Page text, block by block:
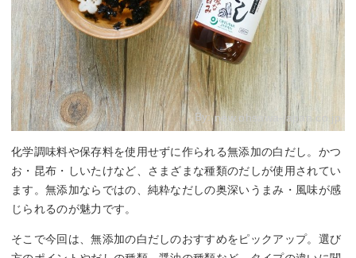
By:new.ohsawa-japan.co.jp
化学調味料や保存料を使用せずに作られる無添加の白だし。かつ
お・昆布・しいたけなど、さまざまな種類のだしが使用されてい
ます。無添加ならではの、純粋なだしの奥深いうまみ・風味が感
じられるのが魅力です。
そこで今回は、無添加の白だしのおすすめをピックアップ。選び